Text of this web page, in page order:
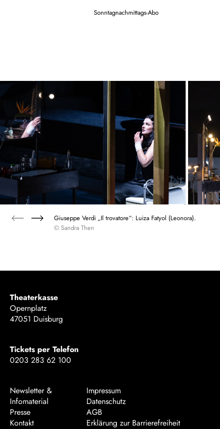
Sonntagnachmittags-Abo
Giuseppe Verdi „Il trovatore“: Luiza Fatyol (Leonora).
© Sandra Then
Theaterkasse
Opernplatz
47051 Duisburg
Tickets per Telefon
0203 283 62 100
Newsletter &
Infomaterial
Presse
Kontakt
Impressum
Datenschutz
AGB
Erklärung zur Barrierefreiheit